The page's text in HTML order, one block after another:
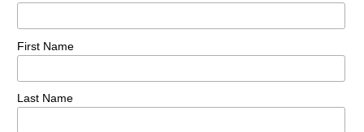
First Name
Last Name